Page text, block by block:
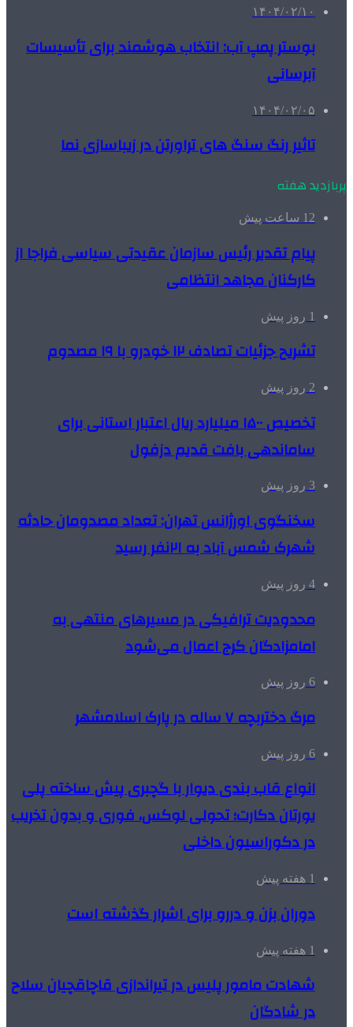
۱۴۰۴/۰۲/۱۰
بوستر پمپ آب: انتخاب هوشمند برای تأسیسات
آبرسانی
۱۴۰۴/۰۲/۰۵
تاثیر رنگ سنگ های تراورتن در زیباسازی نما
پربازدید هفته
12 ساعت پیش
پیام تقدیر رئیس سازمان عقیدتی سیاسی فراجا از
کارکنان مجاهد انتظامی
1 روز پیش
تشریح جزئیات تصادف ۱۲ خودرو با ۱۹ مصدوم
2 روز پیش
تخصیص ۱۵۰۰ میلیارد ریال اعتبار استانی برای
ساماندهی بافت قدیم دزفول
3 روز پیش
سخنگوی اورژانس تهران: تعداد مصدومان حادثه
شهرک شمس آباد به ۲۱نفر رسید
4 روز پیش
محدودیت ترافیکی در مسیرهای منتهی به
امامزادگان کرج اعمال می‌شود
6 روز پیش
مرگ دختربچه ۷ ساله در پارک اسلامشهر
6 روز پیش
انواع قاب بندی دیوار با گچبری پیش ساخته پلی
یورتان دکارت؛ تحولی لوکس، فوری و بدون تخریب
در دکوراسیون داخلی
1 هفته پیش
دوران بزن و دررو برای اشرار گذشته است
1 هفته پیش
شهادت مامور پلیس در تیراندازی قاچاقچیان سلاح
در شادگان